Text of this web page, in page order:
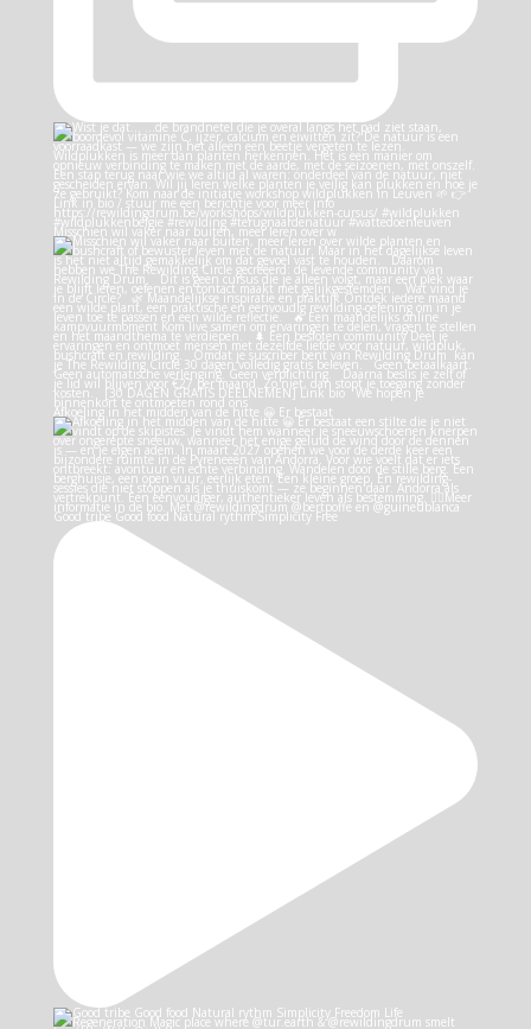
Misschien wil vaker naar buiten, meer leren over w
Afkoeling in het midden van de hitte 😀 Er bestaat
Good tribe Good food Natural rythm Simplicity Free